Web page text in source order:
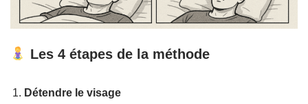
Les 4 étapes de la méthode
Détendre le visage